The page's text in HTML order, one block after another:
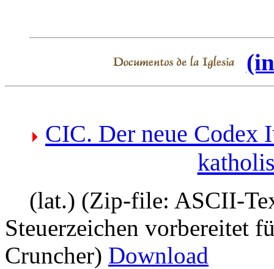
CIC. Der neue Codex
(lat.) (Zip-file: ASCII-
Steuerzeichen vorbereitet
Cruncher) Download